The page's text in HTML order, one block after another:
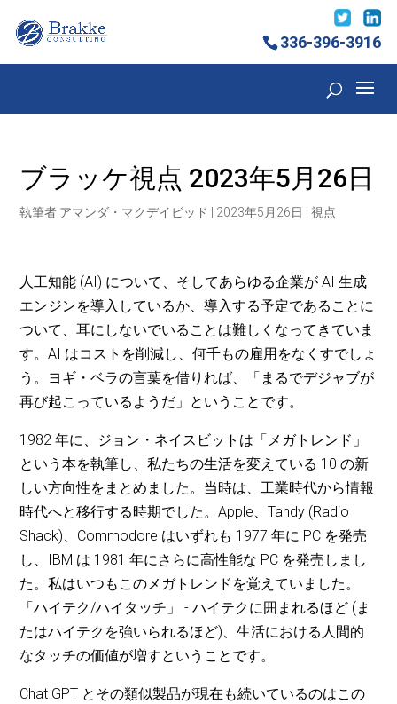
336-396-3916
ブラッケ視点 2023年5月26日
執筆者 アマンダ・マクデイビッド 2023年5月26日 |視点
人工知能 (AI) について、そしてあらゆる企業が AI 生成
エンジンを導入しているか、導入する予定であることに
ついて、耳にしないでいることは難しくなってきていま
す。AI はコストを削減し、何千もの雇用をなくすでしょ
う。ヨギ・ベラの言葉を借りれば、「まるでデジャブが
再び起こっているようだ」ということです。
1982 年に、ジョン・ネイスビットは「メガトレンド」
という本を執筆し、私たちの生活を変えている 10 の新
しい方向性をまとめました。当時は、工業時代から情報
時代へと移行する時期でした。Apple、Tandy (Radio
Shack)、Commodore はいずれも 1977 年に PC を発売
し、IBM は 1981 年にさらに高性能な PC を発売しまし
た。私はいつもこのメガトレンドを覚えていました。
「ハイテク/ハイタッチ」 - ハイテクに囲まれるほど (ま
たはハイテクを強いられるほど)、生活における人間的
なタッチの価値が増すということです。
Chat GPT とその類似製品が現在も続いているのはこの